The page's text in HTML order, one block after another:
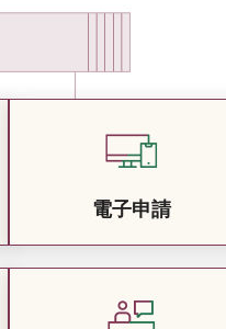
電子申請